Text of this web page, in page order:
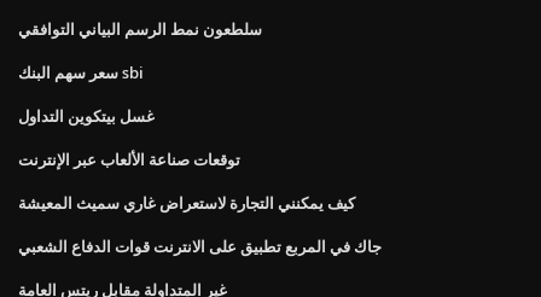
سلطعون نمط الرسم البياني التوافقي
سعر سهم البنك sbi
غسل بيتكوين التداول
توقعات صناعة الألعاب عبر الإنترنت
كيف يمكنني التجارة لاستعراض غاري سميث المعيشة
جاك في المربع تطبيق على الانترنت قوات الدفاع الشعبي
غير المتداولة مقابل ريتس العامة